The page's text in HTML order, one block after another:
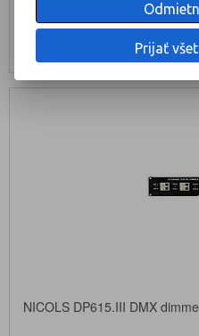
nie je na sklade
NICOLS DP615.III DMX
Prijať